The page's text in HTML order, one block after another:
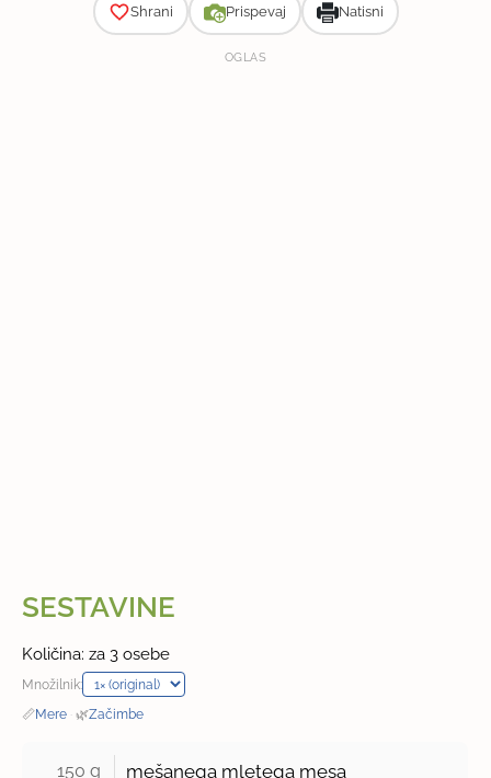
Shrani Prispevaj Natisni
OGLAS
SESTAVINE
Količina: za 3 osebe
Množilnik:
📏Mere · 🌿Začimbe
150 g mešanega mletega mesa